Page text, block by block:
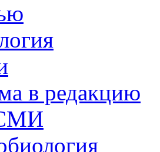
в редакцию